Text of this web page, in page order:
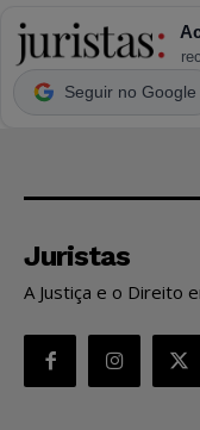
Seguir no Google
Juristas
A Justiça e o Direito